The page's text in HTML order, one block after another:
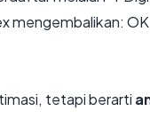
mengembalikan:
tetapi berarti